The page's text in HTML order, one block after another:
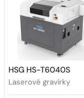
HSG HS-T6040S
Laserové gravírky